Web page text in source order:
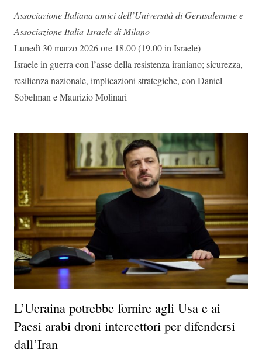
Associazione Italiana amici dell’Università di Gerusalemme e
Associazione Italia-Israele di Milano
Lunedì 30 marzo 2026 ore 18.00 (19.00 in Israele)
Israele in guerra con l’asse della resistenza iraniano; sicurezza,
resilienza nazionale, implicazioni strategiche, con Daniel
Sobelman e Maurizio Molinari
L’Ucraina potrebbe fornire agli Usa e ai
Paesi arabi droni intercettori per difendersi
dall’Iran